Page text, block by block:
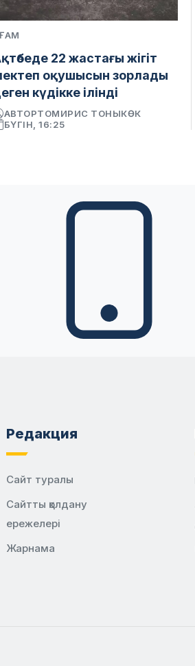
22 жастағы жігіт
оқушысын зорлады
күдікке ілінді
АВТОРТОМИРИС ТОНЫКӨК
БҮГІН, 16:25
Редакция
Сайт туралы
Сайтты қолдану
ережелері
Жарнама